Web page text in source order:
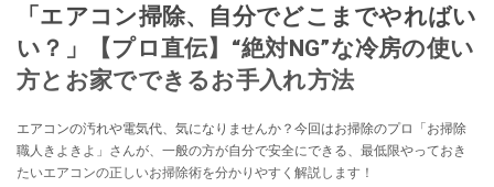
「エアコン掃除、自分でどこまでやればい
い？」【プロ直伝】“絶対NG”な冷房の使い
方とお家でできるお手入れ方法
エアコンの汚れや電気代、気になりませんか？今回はお掃除のプロ「お掃除
職人きよきよ」さんが、一般の方が自分で安全にできる、最低限やっておき
たいエアコンの正しいお掃除術を分かりやすく解説します！